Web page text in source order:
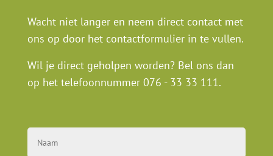
Wacht niet langer en neem direct contact met
ons op door het contactformulier in te vullen.
Wil je direct geholpen worden? Bel ons dan
op het telefoonnummer 076 - 33 33 111.